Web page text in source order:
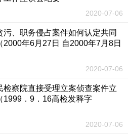
2020-07-06
、职务侵占案件如何认定共同
年6月27日 自2000年7月8日
2020-07-06
察院直接受理立案侦查案件立
1999．9．16高检发释字
2020-07-06